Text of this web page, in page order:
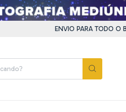
ENVIO PARA TODO O BRASIL